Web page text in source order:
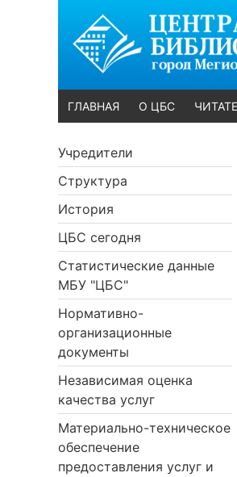
ГЛАВНАЯ О ЦБС
Учредители
Структура
История
ЦБС сегодня
Статистические данные
МБУ "ЦБС"
Нормативно-
организационные
документы
Независимая оценка
качества услуг
Материально-техническое
обеспечение
предоставления услуг и